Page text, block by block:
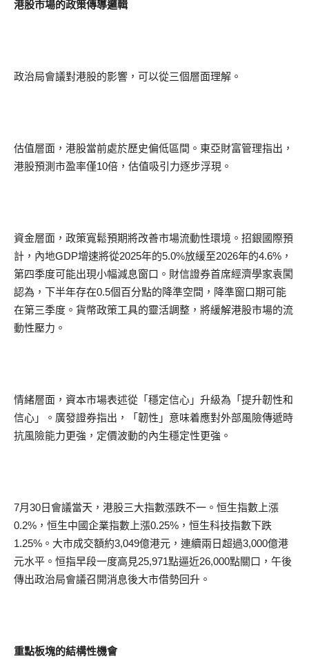
港股市場的政策傳導邏輯
政治局會議對港股的影響，可以從三個層面理解。
估值層面，港股當前處於歷史偏低區間。東亞財富管理指出，
港股預測市盈率僅10倍，估值吸引力逐步浮現。
資金層面，政策寬鬆預期將改善市場流動性環境。招銀國際預
計，內地GDP增速將從2025年的5.0%放緩至2026年的4.6%，
第四季度可能出現小幅減息窗口。財信證券首席經濟學家袁闖
認為，下半年存在0.5個百分點的降準空間，降準窗口期可能
在第三季度。貨幣政策工具的靈活調整，將緩解港股市場的流
動性壓力。
情緒層面，資本市場表述從「穩定信心」升級為「提升韌性和
信心」。廣發證券指出，「韌性」意味着應對外部風險傳遞時
抗風險能力更強，定價波動的內生穩定性更強。
7月30日會議當天，港股三大指數漲跌不一。恒生指數上漲
0.2%，恒生中國企業指數上漲0.25%，恒生科技指數下跌
1.25%。大市成交額約3,049億港元，連續兩日超過3,000億港
元水平。恒指早段一度高見25,971點逼近26,000點關口，午後
傳出政治局會議召開消息後大市借勢回升。
重點板塊的結構性機會